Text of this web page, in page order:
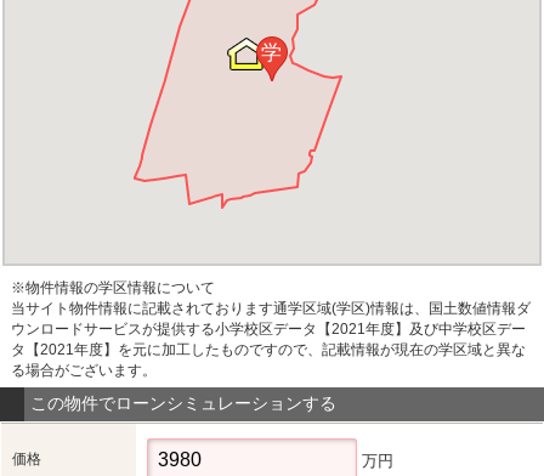
学
※物件情報の学区情報について
当サイト物件情報に記載されております通学区域(学区)情報は、国土数値情報ダ
ウンロードサービスが提供する小学校区データ【2021年度】及び中学校区デー
タ【2021年度】を元に加工したものですので、記載情報が現在の学区域と異な
る場合がございます。
この物件でローンシミュレーションする
価格 万円